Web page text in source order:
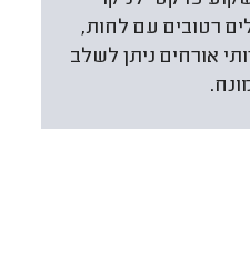
רטובים עם לחות,
אורחים ניתן לשלב